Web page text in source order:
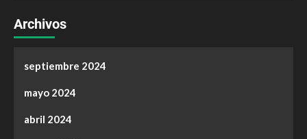
Archivos
septiembre 2024
mayo 2024
abril 2024